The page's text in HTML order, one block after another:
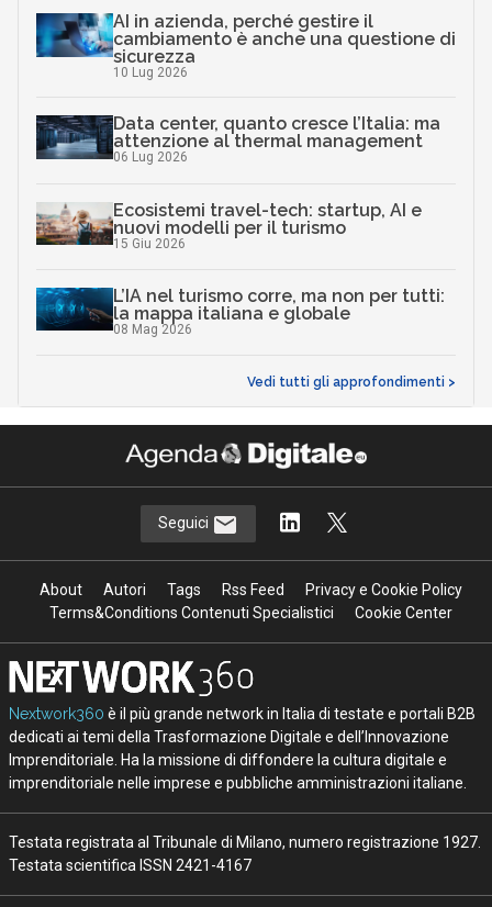
AI in azienda, perché gestire il
cambiamento è anche una questione di
sicurezza
10 Lug 2026
Data center, quanto cresce l’Italia: ma
attenzione al thermal management
06 Lug 2026
Ecosistemi travel-tech: startup, AI e
nuovi modelli per il turismo
15 Giu 2026
L’IA nel turismo corre, ma non per tutti:
la mappa italiana e globale
08 Mag 2026
Vedi tutti gli approfondimenti >
Seguici
About Autori Tags Rss Feed
Privacy e Cookie Policy
Terms&Conditions Contenuti Specialistici
Cookie Center
Nextwork360 è il più grande network in Italia di testate e portali B2B
dedicati ai temi della Trasformazione Digitale e dell’Innovazione
Imprenditoriale. Ha la missione di diffondere la cultura digitale e
imprenditoriale nelle imprese e pubbliche amministrazioni italiane.
Testata registrata al Tribunale di Milano, numero registrazione 1927.
Testata scientifica ISSN 2421-4167